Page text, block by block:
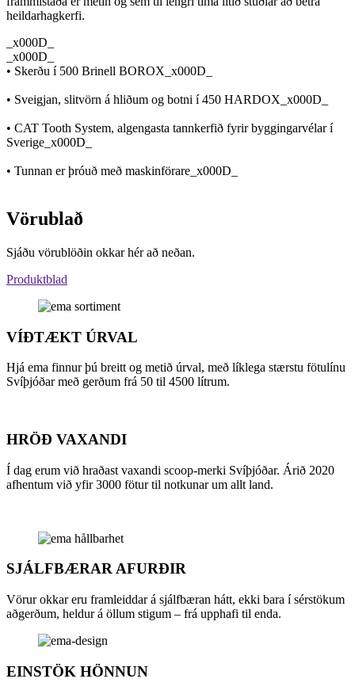
heildarhagkerfi.
_x000D_
_x000D_
• Skerðu í 500 Brinell BOROX_x000D_
• Sveigjan, slitvörn á hliðum og botni í 450 HARDOX_x000D_
• CAT Tooth System, algengasta tannkerfið fyrir byggingarvélar í
Sverige_x000D_
• Tunnan er þróuð með maskinförare_x000D_
Vörublað
Sjáðu vörublöðin okkar hér að neðan.
Produktblad
VÍÐTÆKT ÚRVAL
Hjá ema finnur þú breitt og metið úrval, með líklega stærstu fötulínu
Svíþjóðar með gerðum frá 50 til 4500 lítrum.
HRÖÐ VAXANDI
Í dag erum við hraðast vaxandi scoop-merki Svíþjóðar. Árið 2020
afhentum við yfir 3000 fötur til notkunar um allt land.
SJÁLFBÆRAR AFURÐIR
Vörur okkar eru framleiddar á sjálfbæran hátt, ekki bara í sérstökum
aðgerðum, heldur á öllum stigum – frá upphafi til enda.
EINSTÖK HÖNNUN